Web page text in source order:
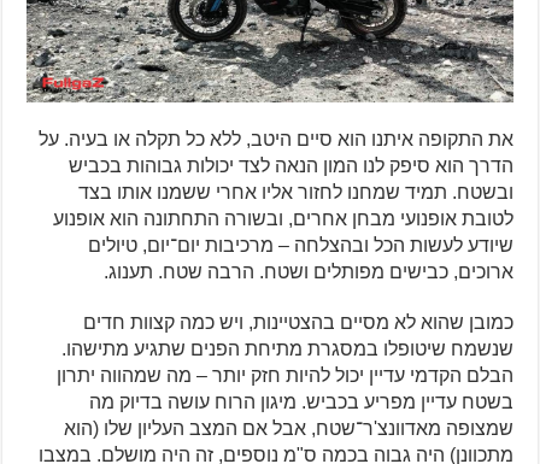
את התקופה איתנו הוא סיים היטב, ללא כל תקלה או בעיה. על
הדרך הוא סיפק לנו המון הנאה לצד יכולות גבוהות בכביש
ובשטח. תמיד שמחנו לחזור אליו אחרי ששמנו אותו בצד
לטובת אופנועי מבחן אחרים, ובשורה התחתונה הוא אופנוע
שיודע לעשות הכל ובהצלחה – מרכיבות יום־יום, טיולים
ארוכים, כבישים מפותלים ושטח. הרבה שטח. תענוג.
כמובן שהוא לא מסיים בהצטיינות, ויש כמה קצוות חדים
שנשמח שיטופלו במסגרת מתיחת הפנים שתגיע מתישהו.
הבלם הקדמי עדיין יכול להיות חזק יותר – מה שמהווה יתרון
בשטח עדיין מפריע בכביש. מיגון הרוח עושה בדיוק מה
שמצופה מאדוונצ'ר־שטח, אבל אם המצב העליון שלו (הוא
מתכוונן) היה גבוה בכמה ס"מ נוספים, זה היה מושלם. במצבו